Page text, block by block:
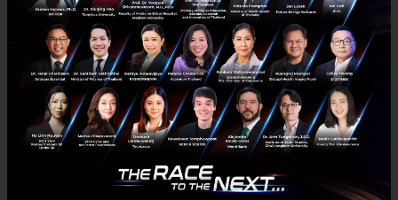
จากเดิมที่เป็นเพียงเชิงตอบสนอง(รักษาเมื่อป่วย) มาเป็น
เชิงรุก (ป้องกันและเสริมสร้าง) ตลอด 24 ชั่วโมง
ผู้บริหารทุกคนคุ้นเคยกับการนั่งจ้อง Dashboard สรุปผล
ประกอบการของบริษัทในทุก ๆ วันอยู่แล้ว Holmes แค่
กำลังเข้ามาบอกว่า Dashboard ร่างกายของคุณเอง ก็ควร
ถูกเปิดดูและให้ความสำคัญไม่น้อยไปกว่าตัวเลขผลกำไร